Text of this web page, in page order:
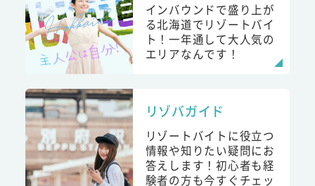
インバウンドで盛り上が
る北海道でリゾートバイ
ト！一年通して大人気の
エリアなんです！
リゾバガイド
リゾートバイトに役立つ
情報や知りたい疑問にお
答えします！初心者も経
験者の方も今すぐチェッ